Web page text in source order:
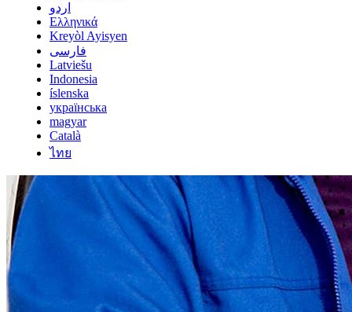
اردو
Ελληνικά
Kreyòl Ayisyen
فارسی
Latviešu
Indonesia
íslenska
українська
magyar
Català
ไทย